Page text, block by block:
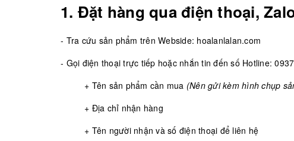
1. Đặt hàng qua điện thoại,
- Tra cứu sản phẩm trên Webside: hoalanlalan.com
- Gọi điện thoại trực tiếp hoặc nhắn tin đến số Hotline:
+ Tên sản phẩm cần mua (Nên gửi kèm hình chụp
+ Địa chỉ nhận hàng
+ Tên người nhận và số điện thoại để liên hệ